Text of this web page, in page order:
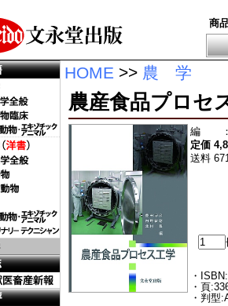
商
HOME >> 農 学
農産食品プロセ
編
定価
送料
・
・頁
・判型